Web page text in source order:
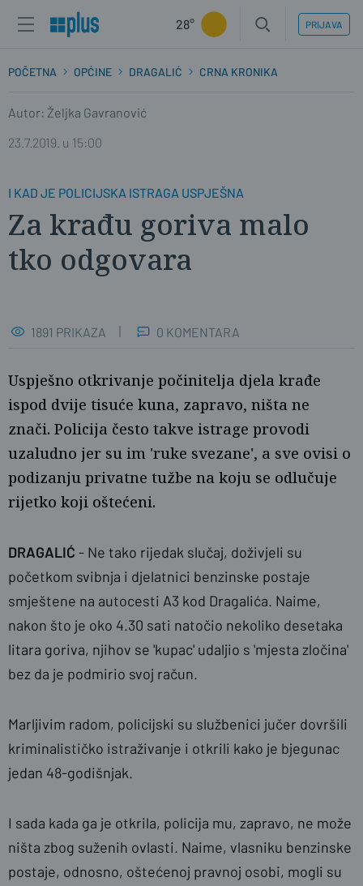
28° PRIJAVA
POČETNA OPĆINE DRAGALIĆ CRNA KRONIKA
Autor: Željka Gavranović
23.7.2019. u 15:00
I KAD JE POLICIJSKA ISTRAGA USPJEŠNA
Za krađu goriva malo
tko odgovara
1891 PRIKAZA 0 KOMENTARA
Uspješno otkrivanje počinitelja djela krađe
ispod dvije tisuće kuna, zapravo, ništa ne
znači. Policija često takve istrage provodi
uzaludno jer su im 'ruke svezane', a sve ovisi o
podizanju privatne tužbe na koju se odlučuje
rijetko koji oštećeni.
DRAGALIĆ - Ne tako rijedak slučaj, doživjeli su
početkom svibnja i djelatnici benzinske postaje
smještene na autocesti A3 kod Dragalića. Naime,
nakon što je oko 4.30 sati natočio nekoliko desetaka
litara goriva, njihov se 'kupac' udaljio s 'mjesta zločina'
bez da je podmirio svoj račun.
Marljivim radom, policijski su službenici jučer dovršili
kriminalističko istraživanje i otkrili kako je bjegunac
jedan 48-godišnjak.
I sada kada ga je otkrila, policija mu, zapravo, ne može
ništa zbog suženih ovlasti. Naime, vlasniku benzinske
postaje, odnosno, oštećenoj pravnoj osobi, mogli su